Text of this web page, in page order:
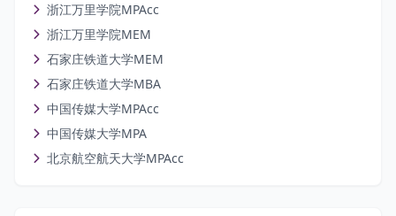
浙江万里学院MPAcc
浙江万里学院MEM
石家庄铁道大学MEM
石家庄铁道大学MBA
中国传媒大学MPAcc
中国传媒大学MPA
北京航空航天大学MPAcc